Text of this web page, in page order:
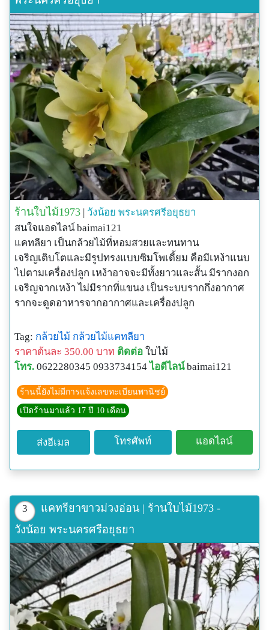
ร้านใบไม้1973 | วังน้อย พระนครศรีอยุธยา
สนใจแอดไลน์ baimai121
แคทลียา เป็นกล้วยไม้ที่หอมสวยและทนทาน
เจริญเติบโตและมีรูปทรงแบบซิมโพเดี้ยม คือมีเหง้าแนบ
ไปตามเครื่องปลูก เหง้าอาจจะมีทั้งยาวและสั้น มีรากงอก
เจริญจากเหง้า ไม่มีรากที่แขนง เป็นระบบรากกึ่งอากาศ
รากจะดูดอาหารจากอากาศและเครื่องปลูก
Tag: กล้วยไม้ กล้วยไม้แคทลียา
ราคาต้นละ 350.00 บาท ติดต่อ ใบไม้
โทร. 0622280345 0933734154 ไอดีไลน์ baimai121
ร้านนี้ยังไม่มีการแจ้งเลขทะเบียนพานิชย์
เปิดร้านมาแล้ว 17 ปี 10 เดือน
ส่งอีเมล โทรศัพท์ แอดไลน์
3
แคทรียาขาวม่วงอ่อน | ร้านใบไม้1973 -
วังน้อย พระนครศรีอยุธยา